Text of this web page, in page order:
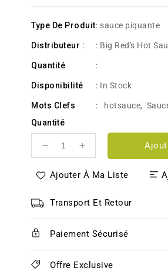
Type De Produit: sauce piquante
Distributeur : : Big Red's Hot
Quantité :
Disponibilité : In Stock
Mots Clefs : hotsauce,
Quantité
Réduire
quantité
Big
Red&#39;s
Hot
Sauce
Augmenter
quantité
Big
Red&#39;s
Hot
Sauce
Ajouter À Ma Liste
Transport Et Retour
Paiement Sécurisé
Offre Exclusive